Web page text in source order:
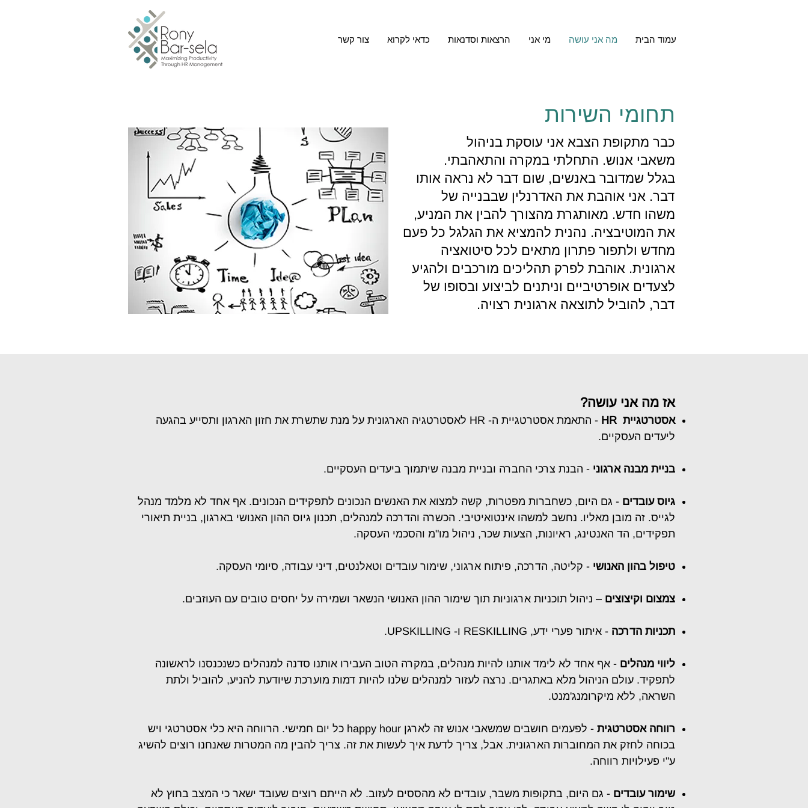
עמוד הבית מה אני עושה מי אני הרצאות וסדנאות כדאי לקרוא צור קשר
תחומי השירות
כבר מתקופת הצבא אני עוסקת בניהול
משאבי אנוש. התחלתי במקרה והתאהבתי.
בגלל שמדובר באנשים, שום דבר לא נראה אותו
דבר. אני אוהבת את האדרנלין שבבנייה של
משהו חדש. מאותגרת מהצורך להבין את המניע,
את המוטיבציה. נהנית להמציא את הגלגל כל פעם
מחדש ולתפור פתרון מתאים לכל סיטואציה
ארגונית. אוהבת לפרק תהליכים מורכבים ולהגיע
לצעדים אופרטיביים וניתנים לביצוע ובסופו של
דבר, להוביל לתוצאה ארגונית רצויה.
אז מה אני עושה?
אסטרטגיית HR
- התאמת אסטרטגיית ה- HR לאסטרטגיה הארגונית על מנת שתשרת את חזון הארגון ותסייע בהגעה
ליעדים העסקיים.
בניית מבנה ארגוני - הבנת צרכי החברה ובניית מבנה שיתמוך ביעדים העסקיים.
גיוס עובדים - גם היום, כשחברות מפטרות, קשה למצוא את האנשים הנכונים לתפקידים הנכונים. אף אחד לא מלמד מנהל
לגייס. זה מובן מאליו. נחשב למשהו אינטואיטיבי. הכשרה והדרכה למנהלים, תכנון גיוס ההון האנושי בארגון, בניית תיאורי
תפקידים, הד האנטינג, ראיונות, הצעות שכר, ניהול מו"מ והסכמי העסקה.
טיפול בהון האנושי - קליטה, הדרכה, פיתוח ארגוני, שימור עובדים וטאלנטים, דיני עבודה, סיומי העסקה.
צמצום וקיצוצים – ניהול תוכניות ארגוניות תוך שימור ההון האנושי הנשאר ושמירה על יחסים טובים עם העוזבים.
תכניות הדרכה - איתור פערי ידע, RESKILLING ו- UPSKILLING.
ליווי מנהלים - אף אחד לא לימד אותנו להיות מנהלים, במקרה הטוב העבירו אותנו סדנה למנהלים כשנכנסנו לראשונה
לתפקיד. עולם הניהול מלא באתגרים. נרצה לעזור למנהלים שלנו להיות דמות מוערכת שיודעת להניע, להוביל ולתת
השראה, ללא מיקרומנג'מנט.
רווחה אסטרטגית - לפעמים חושבים שמשאבי אנוש זה לארגן
happy hour כל יום חמישי. הרווחה היא כלי אסטרטגי ויש
בכוחה לחזק את המחוברות הארגונית. אבל, צריך לדעת איך לעשות את זה. צריך להבין מה המטרות שאנחנו רוצים להשיג
ע"י פעילויות רווחה.
שימור עובדים - גם היום, בתקופות משבר, עובדים לא מהססים לעזוב. לא הייתם רוצים שעובד ישאר כי המצב בחוץ לא